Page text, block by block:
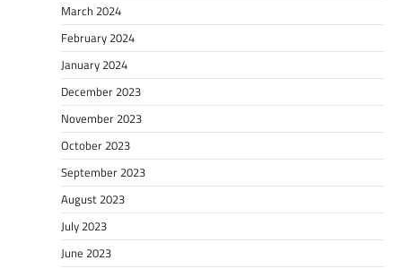
March 2024
February 2024
January 2024
December 2023
November 2023
October 2023
September 2023
August 2023
July 2023
June 2023